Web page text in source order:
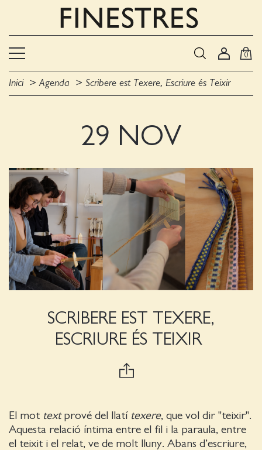
0
Inici Agenda Scribere est Texere, Escriure és Teixir
29 NOV
SCRIBERE EST TEXERE,
ESCRIURE ÉS TEIXIR
El mot textprové del llatí texere, que vol dir "teixir".
Aquesta relació íntima entre el fil i la paraula, entre
el teixit i el relat, ve de molt lluny. Abans d’escriure,